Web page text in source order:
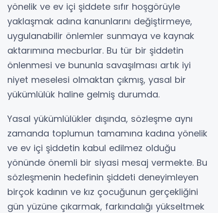
yönelik ve ev içi şiddete sıfır hoşgörüyle
yaklaşmak adına kanunlarını değiştirmeye,
uygulanabilir önlemler sunmaya ve kaynak
aktarımına mecburlar. Bu tür bir şiddetin
önlenmesi ve bununla savaşılması artık iyi
niyet meselesi olmaktan çıkmış, yasal bir
yükümlülük haline gelmiş durumda.
Yasal yükümlülükler dışında, sözleşme aynı
zamanda toplumun tamamına kadına yönelik
ve ev içi şiddetin kabul edilmez olduğu
yönünde önemli bir siyasi mesaj vermekte. Bu
sözleşmenin hedefinin şiddeti deneyimleyen
birçok kadının ve kız çocuğunun gerçekliğini
gün yüzüne çıkarmak, farkındalığı yükseltmek